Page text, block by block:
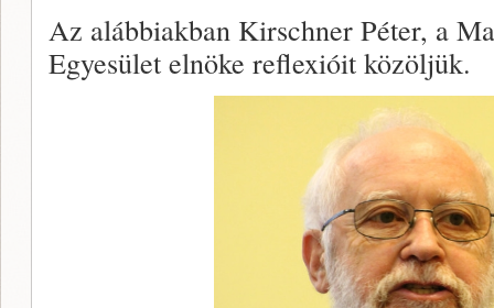
Az alábbiakban Kirschner Péter, a
Egyesület elnöke reflexióit közöljük.